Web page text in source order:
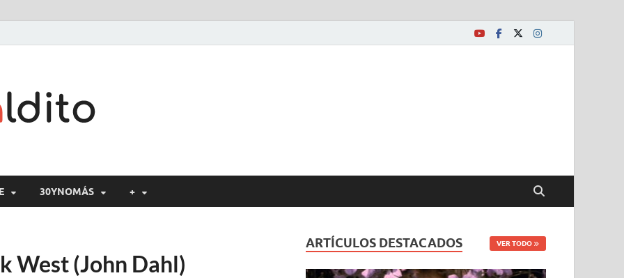
30YNOMÁS +
West (John Dahl)
ARTÍCULOS DESTACADOS VER TODO